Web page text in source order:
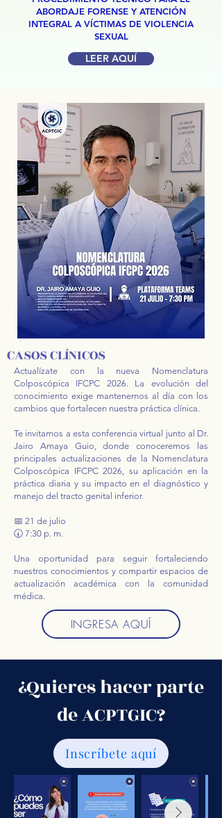
ABORDAJE FORENSE Y ATENCIÓN
INTEGRAL A VÍCTIMAS DE VIOLENCIA
SEXUAL
LEER AQUÍ
CASOS CLÍNICOS
Actualízate con la nueva Nomenclatura
Colposcópica IFCPC 2026. La evolución del
conocimiento exige mantenernos al día con los
cambios que fortalecen nuestra práctica clínica.
Te invitamos a esta conferencia virtual junto al Dr.
Jairo Amaya Guio, donde conoceremos las
principales actualizaciones de la Nomenclatura
Colposcópica IFCPC 2026, su aplicación en la
práctica diaria y su impacto en el diagnóstico y
manejo del tracto genital inferior.
📅 21 de julio
🕢 7:30 p. m.
Una oportunidad para seguir fortaleciendo
nuestros conocimientos y compartir espacios de
actualización académica con la comunidad
médica.
INGRESA AQUÍ
¿Quieres hacer parte
de ACPTGIC?
Inscríbete aquí